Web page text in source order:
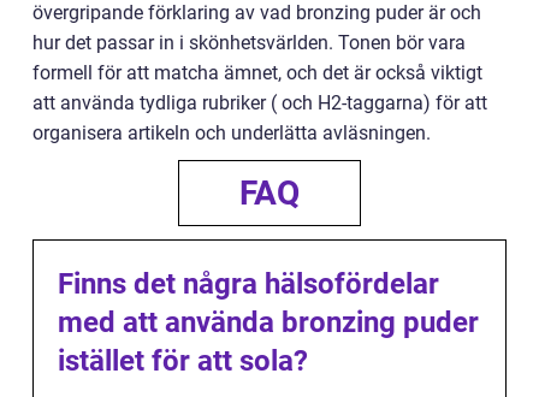
övergripande förklaring av vad bronzing puder är och
hur det passar in i skönhetsvärlden. Tonen bör vara
formell för att matcha ämnet, och det är också viktigt
att använda tydliga rubriker ( och H2-taggarna) för att
organisera artikeln och underlätta avläsningen.
FAQ
Finns det några hälsofördelar
med att använda bronzing puder
istället för att sola?